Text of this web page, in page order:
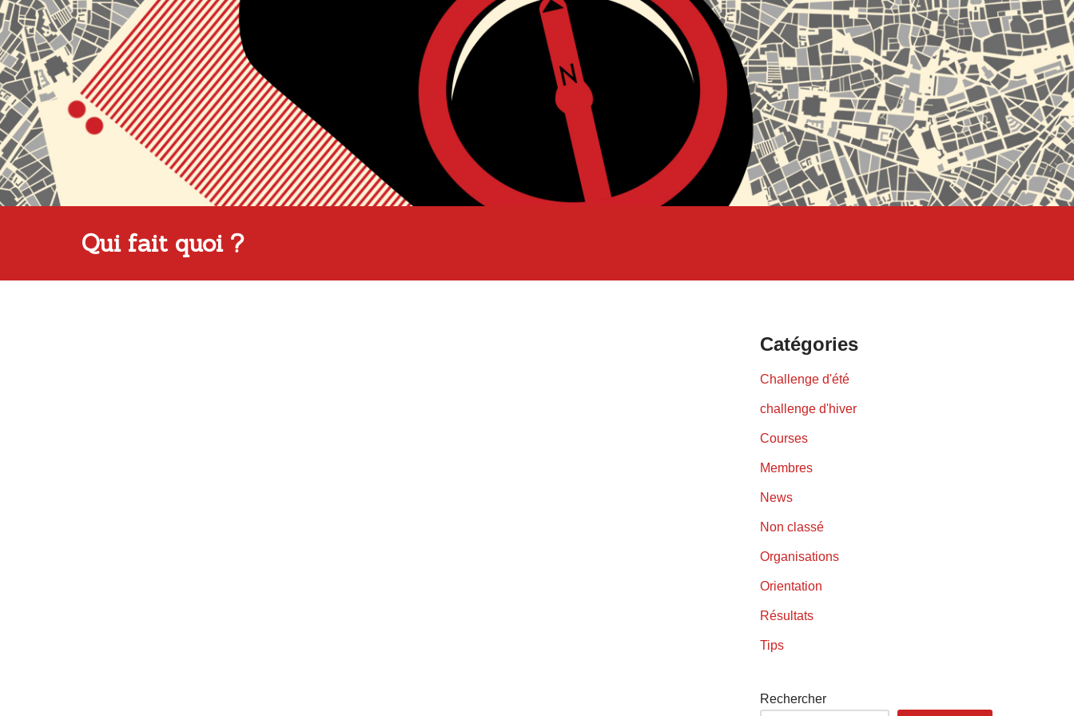
Qui fait quoi ?
Catégories
Challenge d'été
challenge d'hiver
Courses
Membres
News
Non classé
Organisations
Orientation
Résultats
Tips
Rechercher